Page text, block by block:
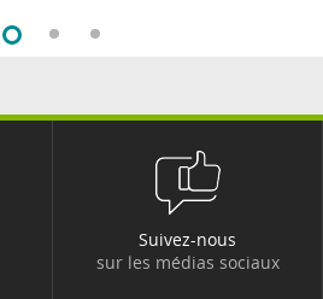
Suivez-nous
sur les médias sociaux